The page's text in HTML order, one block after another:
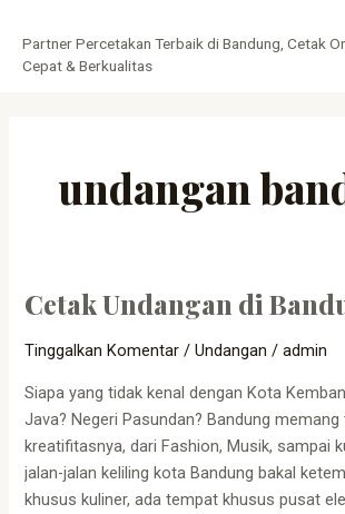
konten
Partner Percetakan Terbaik di Bandung, Cetak
Cepat & Berkualitas
undangan
Cetak Undangan di
Tinggalkan Komentar /Undangan /admin
Siapa yang tidak kenal dengan Kota
Java? Negeri Pasundan? Bandung
kreatifitasnya, dari Fashion, Musik, sampai
jalan-jalan keliling kota Bandung bakal
khusus kuliner, ada tempat khusus pusat
Cetak
di